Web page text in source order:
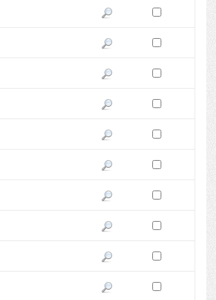
Pokaż podgląd wersji z dnia
Zaznacz wersję do
Pokaż podgląd wersji z dnia
Zaznacz wersję do
Pokaż podgląd wersji z dnia
Zaznacz wersję do
Pokaż podgląd wersji z dnia
Zaznacz wersję do
Pokaż podgląd wersji z dnia
Zaznacz wersję do
Pokaż podgląd wersji z dnia
Zaznacz wersję do
Pokaż podgląd wersji z dnia
Zaznacz wersję do
Pokaż podgląd wersji z dnia
Zaznacz wersję do
Pokaż podgląd wersji z dnia
Zaznacz wersję do
Pokaż podgląd wersji z dnia
Zaznacz wersję do